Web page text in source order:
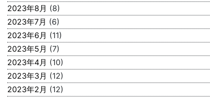
2023年8月 (8)
2023年7月 (6)
2023年6月 (11)
2023年5月 (7)
2023年4月 (10)
2023年3月 (12)
2023年2月 (12)